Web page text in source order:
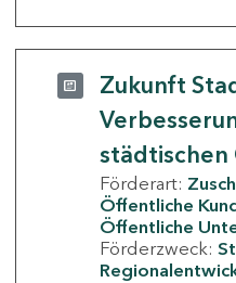
Zukunft
städtischen
Förderart:
Öffentliche
Öffentliche
Förderzweck: